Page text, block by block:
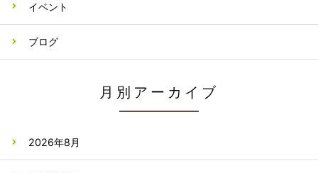
イベント
ブログ
月別アーカイブ
2026年8月